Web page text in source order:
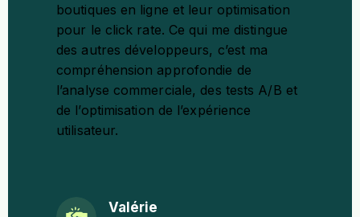
boutiques en ligne et leur optimisation
pour le click rate. Ce qui me distingue
des autres développeurs, c’est ma
compréhension approfondie de
l’analyse commerciale, des tests A/B et
de l’optimisation de l’expérience
utilisateur.
Valérie